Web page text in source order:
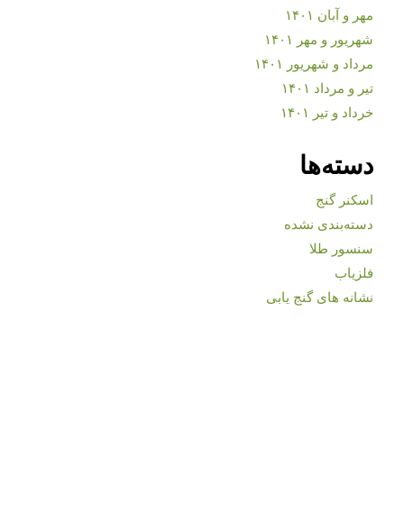
مهر و آبان ۱۴۰۱
شهریور و مهر ۱۴۰۱
مرداد و شهریور ۱۴۰۱
تیر و مرداد ۱۴۰۱
خرداد و تیر ۱۴۰۱
دسته‌ها
اسکنر گنج
دسته‌بندی نشده
سنسور طلا
فلزیاب
نشانه های گنج یابی